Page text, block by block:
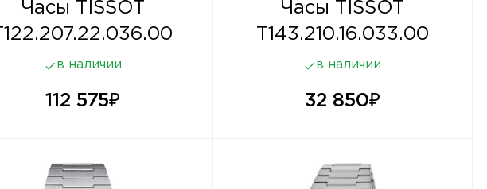
Часы TISSOT
T122.207.22.036.00
в наличии
112 575₽
Часы TISSOT
T143.210.16.033.00
в наличии
32 850₽